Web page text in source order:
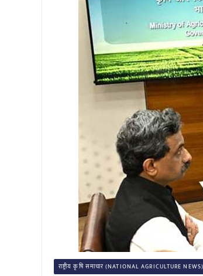
राष्ट्रीय कृषि समाचार (NATIONAL AGRICULTURE NEWS)